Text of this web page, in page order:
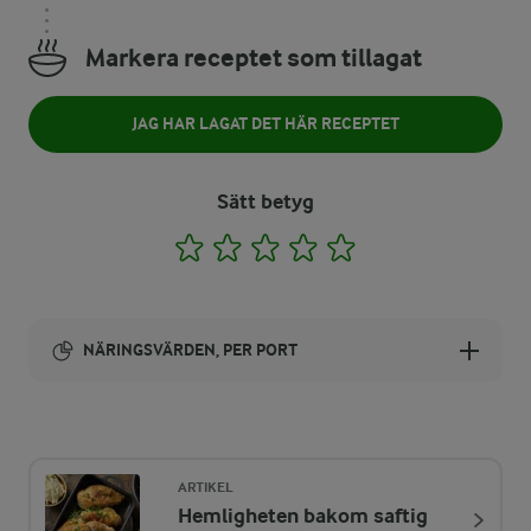
Markera receptet som tillagat
JAG HAR LAGAT DET HÄR RECEPTET
Sätt betyg
1 2 3 4
NÄRINGSVÄRDEN, PER PORT
ARTIKEL
Hemligheten bakom saftig